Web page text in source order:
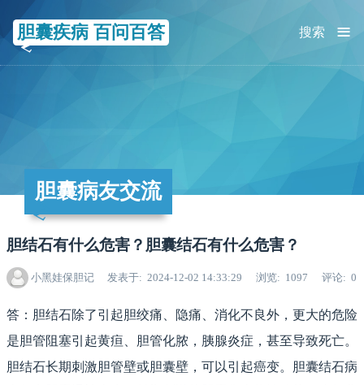
胆囊疾病 百问百答 ≡
搜索
胆囊病友交流
胆结石有什么危害？胆囊结石有什么危害？
小黑娃保胆记 发表于 2024-12-02 14:33:29 浏览 1097 评论 0
答：胆结石除了引起胆绞痛、隐痛、消化不良外，更大的危险
是胆管阻塞引起黄疸、胆管化脓，胰腺炎症，甚至导致死亡。
胆结石长期刺激胆管壁或胆囊壁，可以引起癌变。胆囊结石病